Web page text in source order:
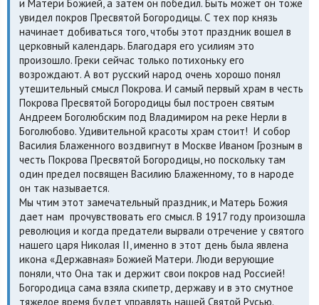
и Матери Божией, а затем он победил. Быть может он тоже
увидел покров Пресвятой Богородицы. С тех пор князь
начинает добиваться того, чтобы этот праздник вошел в
церковный календарь. Благодаря его усилиям это
произошло. Греки сейчас только потихоньку его
возрождают. А вот русский народ очень хорошо понял
утешительный смысл Покрова. И самый первый храм в честь
Покрова Пресвятой Богородицы был построен святым
Андреем Боголюбским под Владимиром на реке Нерли в
Боголюбово. Удивительной красоты храм стоит! И собор
Василия Блаженного воздвигнут в Москве Иваном Грозным в
честь Покрова Пресвятой Богородицы, но поскольку там
один предел посвящен Василию Блаженному, то в народе
он так называется.
Мы чтим этот замечательный праздник, и Матерь Божия
дает нам прочувствовать его смысл. В 1917 году произошла
революция и когда предатели вырвали отречение у святого
нашего царя Николая II, именно в этот день была явлена
икона «Державная» Божией Матери. Люди верующие
поняли, что Она так и держит свои покров над Россией!
Богородица сама взяла скипетр, державу и в это смутное
тяжелое время будет управлять нашей Святой Русью.